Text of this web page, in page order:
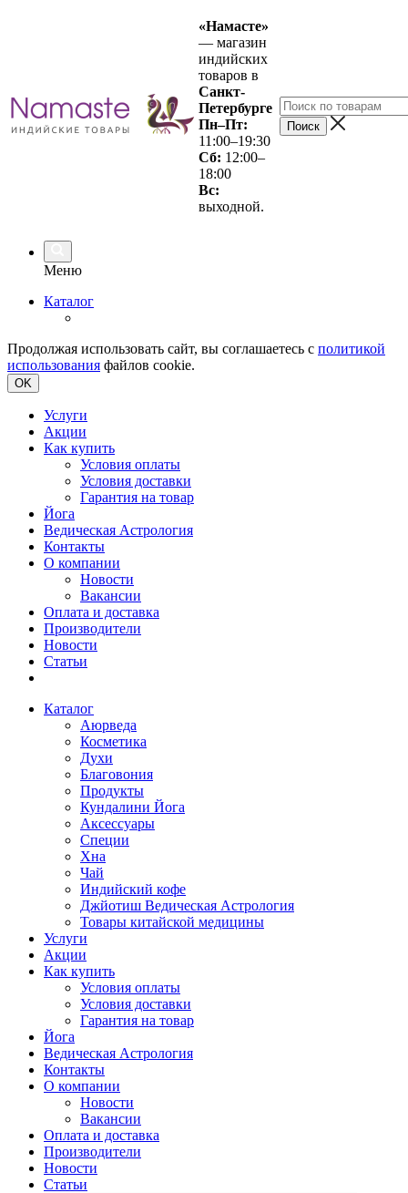
«Намасте»
— магазин
индийских
товаров в
Санкт-
Петербурге
Пн–Пт:
11:00–19:30
Сб: 12:00–
18:00
Вс:
выходной.
Меню
Каталог
Продолжая использовать сайт, вы соглашаетесь с политикой
использования файлов cookie.
OK
Услуги
Акции
Как купить
Условия оплаты
Условия доставки
Гарантия на товар
Йога
Ведическая Астрология
Контакты
О компании
Новости
Вакансии
Оплата и доставка
Производители
Новости
Статьи
Каталог
Аюрведа
Косметика
Духи
Благовония
Продукты
Кундалини Йога
Аксессуары
Специи
Хна
Чай
Индийский кофе
Джйотиш Ведическая Астрология
Товары китайской медицины
Услуги
Акции
Как купить
Условия оплаты
Условия доставки
Гарантия на товар
Йога
Ведическая Астрология
Контакты
О компании
Новости
Вакансии
Оплата и доставка
Производители
Новости
Статьи